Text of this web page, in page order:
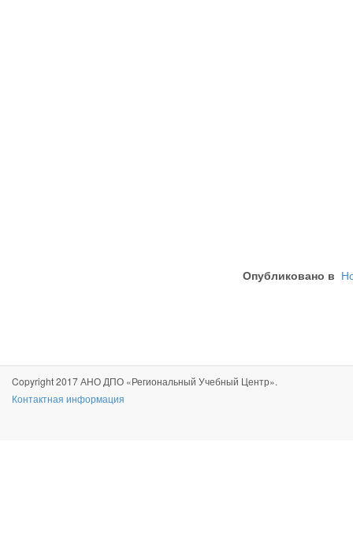
Опубликовано в
Copyright 2017 АНО ДПО «Региональный Учебный Центр».
Контактная информация